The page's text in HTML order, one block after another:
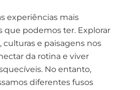
experiências mais
que podemos ter. Explorar
culturas e paisagens nos
da rotina e viver
No entanto,
diferentes fusos